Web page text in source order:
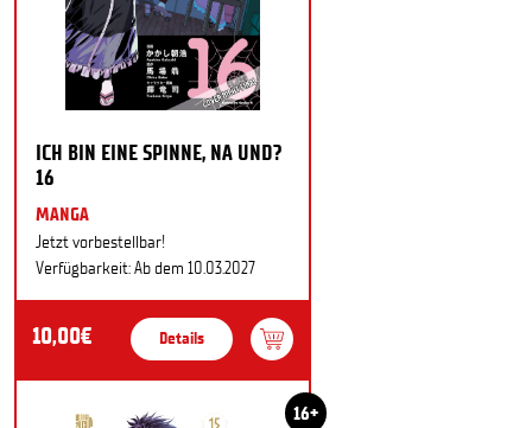
ICH BIN EINE SPINNE, NA UND?
16
MANGA
Jetzt vorbestellbar!
Verfügbarkeit: Ab dem 10.03.2027
10,00€ Details
16+